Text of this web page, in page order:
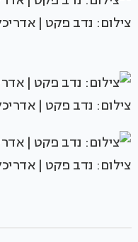
צילום: נדב פקט |
צילום: נדב פקט |
צילום: נדב פקט |